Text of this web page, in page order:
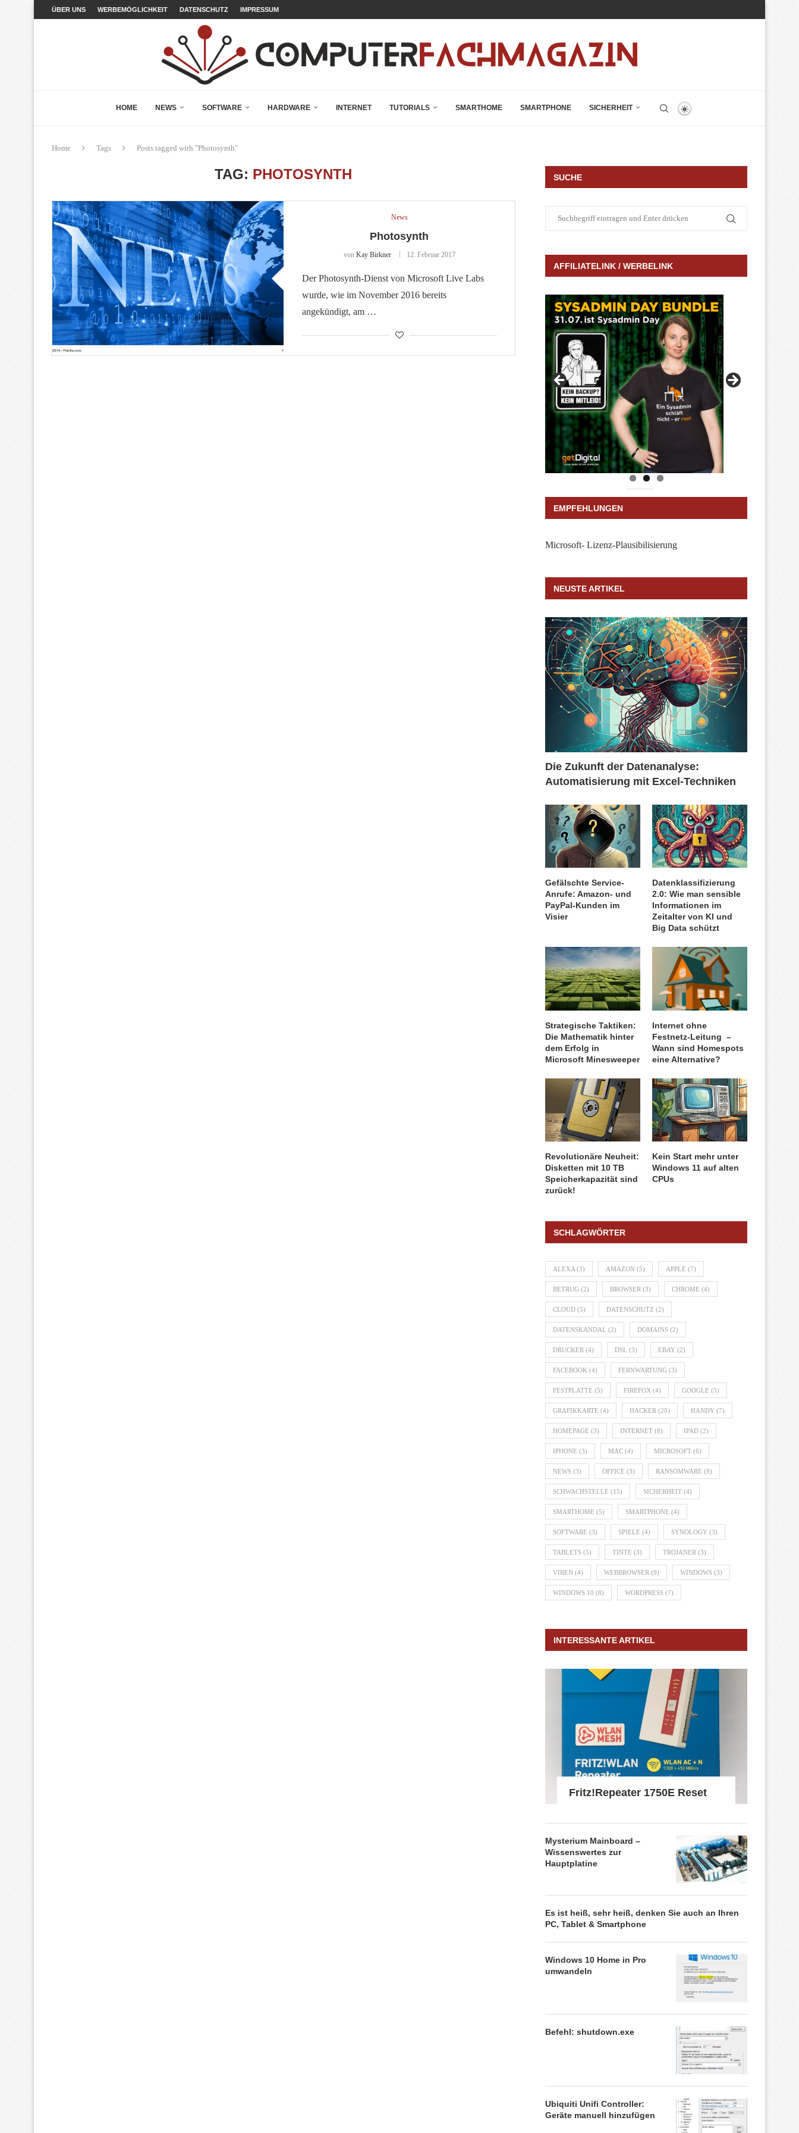
ÜBER UNS WERBEMÖGLICHKEIT DATENSCHUTZ IMPRESSUM
HOME NEWS SOFTWARE HARDWARE INTERNET TUTORIALS SMARTHOME SMARTPHONE SICHERHEIT
Home Tags Posts tagged with "Photosynth"
TAG: PHOTOSYNTH
News
Photosynth
von Kay Birkner 12. Februar 2017
Der Photosynth-Dienst von Microsoft Live Labs
wurde, wie im November 2016 bereits
angekündigt, am …
SUCHE
AFFILIATELINK / WERBELINK
EMPFEHLUNGEN
Microsoft- Lizenz-Plausibilisierung
NEUSTE ARTIKEL
Die Zukunft der Datenanalyse:
Automatisierung mit Excel-Techniken
Gefälschte Service-
Anrufe: Amazon- und
PayPal-Kunden im
Visier
Datenklassifizierung
2.0: Wie man sensible
Informationen im
Zeitalter von KI und
Big Data schützt
Strategische Taktiken:
Die Mathematik hinter
dem Erfolg in
Microsoft Minesweeper
Internet ohne
Festnetz-Leitung –
Wann sind Homespots
eine Alternative?
Revolutionäre Neuheit:
Disketten mit 10 TB
Speicherkapazität sind
zurück!
Kein Start mehr unter
Windows 11 auf alten
CPUs
SCHLAGWÖRTER
ALEXA (3) AMAZON (5) APPLE (7)
BETRUG (2) BROWSER (3) CHROME (4)
CLOUD (5) DATENSCHUTZ (2)
DATENSKANDAL (2) DOMAINS (2)
DRUCKER (4) DSL (3) EBAY (2)
FACEBOOK (4) FERNWARTUNG (3)
FESTPLATTE (5) FIREFOX (4) GOOGLE (5)
GRAFIKKARTE (4) HACKER (20) HANDY (7)
HOMEPAGE (3) INTERNET (8) IPAD (2)
IPHONE (3) MAC (4) MICROSOFT (6)
NEWS (3) OFFICE (3) RANSOMWARE (9)
SCHWACHSTELLE (15) SICHERHEIT (4)
SMARTHOME (5) SMARTPHONE (4)
SOFTWARE (3) SPIELE (4) SYNOLOGY (3)
TABLETS (5) TINTE (3) TROJANER (3)
VIREN (4) WEBBROWSER (9) WINDOWS (3)
WINDOWS 10 (8) WORDPRESS (7)
INTERESSANTE ARTIKEL
Fritz!Repeater 1750E Reset
Mysterium Mainboard –
Wissenswertes zur
Hauptplatine
Es ist heiß, sehr heiß, denken Sie auch an Ihren
PC, Tablet & Smartphone
Windows 10 Home in Pro
umwandeln
Befehl: shutdown.exe
Ubiquiti Unifi Controller:
Geräte manuell hinzufügen